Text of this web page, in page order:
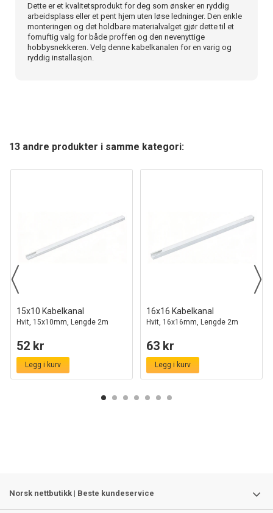
Dette er et kvalitetsprodukt for deg som ønsker en ryddig
arbeidsplass eller et pent hjem uten løse ledninger. Den enkle
monteringen og det holdbare materialvalget gjør dette til et
fornuftig valg for både proffen og den nevenyttige
hobbysnekkeren. Velg denne kabelkanalen for en varig og
ryddig installasjon.
13 andre produkter i samme kategori:
15x10 Kabelkanal
Hvit, 15x10mm, Lengde 2m
52 kr
Legg i kurv
16x16 Kabelkanal
Hvit, 16x16mm, Lengde 2m
63 kr
Legg i kurv
Norsk nettbutikk | Beste kundeservice